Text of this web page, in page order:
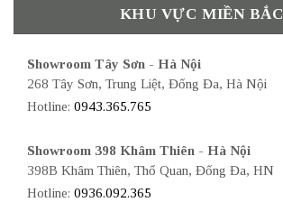
KHU VỰC MIỀN BẮC
Showroom Tây Sơn - Hà Nội
268 Tây Sơn, Trung Liệt, Đống Đa, Hà Nội
Hotline: 0943.365.765
Showroom 398 Khâm Thiên - Hà Nội
398B Khâm Thiên, Thổ Quan, Đống Đa, HN
Hotline: 0936.092.365